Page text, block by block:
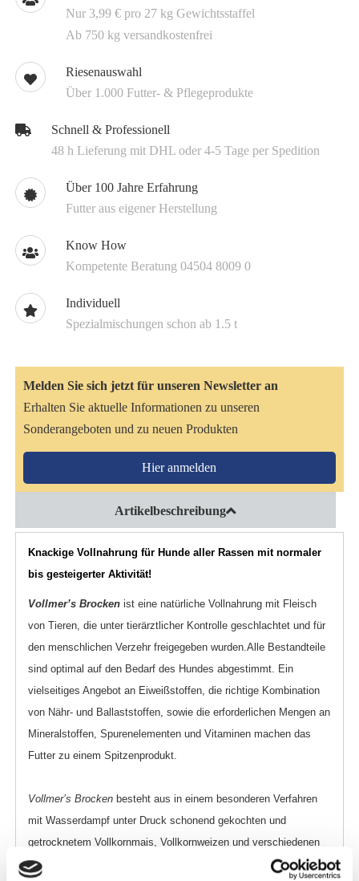
Nur 3,99 € pro 27 kg Gewichtsstaffel
Ab 750 kg versandkostenfrei
Riesenauswahl
Über 1.000 Futter- & Pflegeprodukte
Schnell & Professionell
48 h Lieferung mit DHL oder 4-5 Tage per Spedition
Über 100 Jahre Erfahrung
Futter aus eigener Herstellung
Know How
Kompetente Beratung 04504 8009 0
Individuell
Spezialmischungen schon ab 1.5 t
Melden Sie sich jetzt für unseren Newsletter an
Erhalten Sie aktuelle Informationen zu unseren
Sonderangeboten und zu neuen Produkten
Hier anmelden
Artikelbeschreibung
Knackige Vollnahrung für Hunde aller Rassen mit normaler
bis gesteigerter Aktivität!
Vollmer’s Brocken ist eine natürliche Vollnahrung mit Fleisch
von Tieren, die unter tierärztlicher Kontrolle geschlachtet und für
den menschlichen Verzehr freigegeben wurden.Alle Bestandteile
sind optimal auf den Bedarf des Hundes abgestimmt. Ein
vielseitiges Angebot an Eiweißstoffen, die richtige Kombination
von Nähr- und Ballaststoffen, sowie die erforderlichen Mengen an
Mineralstoffen, Spurenelementen und Vitaminen machen das
Futter zu einem Spitzenprodukt.
Vollmer’s Brocken besteht aus in einem besonderen Verfahren
mit Wasserdampf unter Druck schonend gekochten und
getrocknetem Vollkornmais, Vollkornweizen und verschiedenen
Gemüsesorten (daher der etwas grünliche Farbton der Brocken).